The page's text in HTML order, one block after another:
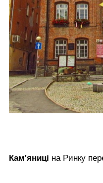
Кам'яниці на Ринку